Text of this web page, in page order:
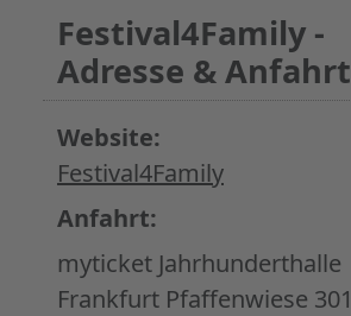
Festival4Family -
Adresse & Anfahrt
Website:
Festival4Family
Anfahrt:
myticket Jahrhunderthalle
Frankfurt Pfaffenwiese 301